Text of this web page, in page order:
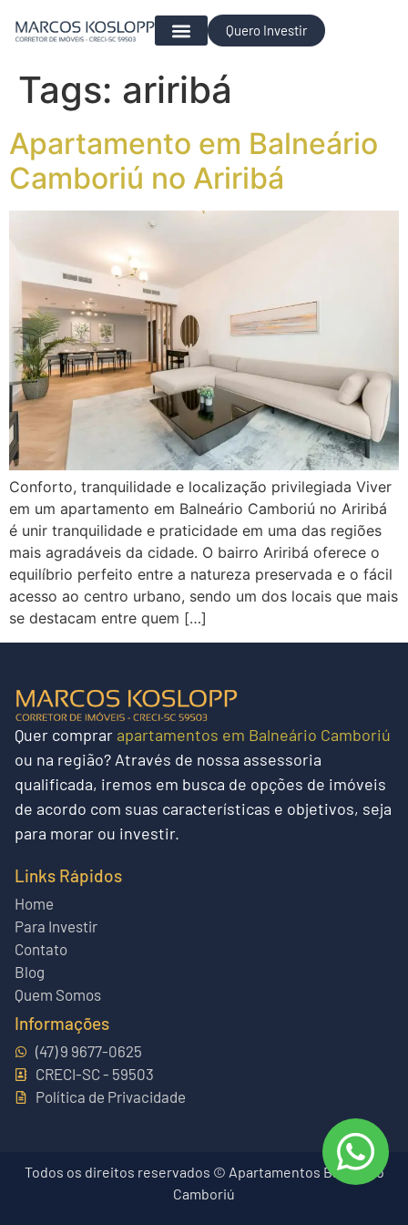
Quero Investir
Tags: ariribá
Apartamento em Balneário
Camboriú no Ariribá
Conforto, tranquilidade e localização privilegiada Viver
em um apartamento em Balneário Camboriú no Ariribá
é unir tranquilidade e praticidade em uma das regiões
mais agradáveis da cidade. O bairro Ariribá oferece o
equilíbrio perfeito entre a natureza preservada e o fácil
acesso ao centro urbano, sendo um dos locais que mais
se destacam entre quem […]
Quer comprar apartamentos em Balneário Camboriú
ou na região? Através de nossa assessoria
qualificada, iremos em busca de opções de imóveis
de acordo com suas características e objetivos, seja
para morar ou investir.
Links Rápidos
Home
Para Investir
Contato
Blog
Quem Somos
Informações
(47) 9 9677-0625
CRECI-SC - 59503
Política de Privacidade
Todos os direitos reservados © Apartamentos Balneário
Camboriú